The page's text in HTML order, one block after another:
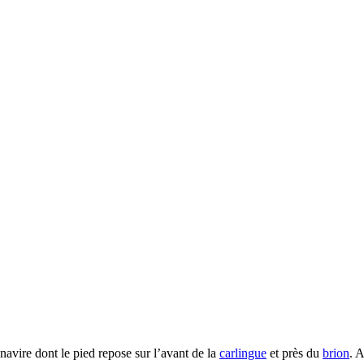
dont le pied repose sur l’avant de la carlingue et près du brion.